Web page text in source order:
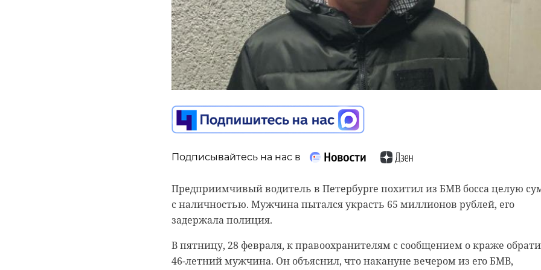
Подписывайтесь на нас в
Предприимчивый водитель в Петербурге похитил из БМВ босса целую
с наличностью. Мужчина пытался украсть 65 миллионов рублей, его
задержала полиция.
В пятницу, 28 февраля, к правоохранителям с сообщением о краже
46-летний мужчина. Он объяснил, что накануне вечером из его БМВ,
Подписывайтесь на нас в
На днях перспективы развития двусторонних связей обсудили
За мошенничество в отношении пенсионеров в Петербурге задержана 23-
летняя жительница Ленинградской области. Она обманом вынуждала
пожилых людей передавать крупные суммы, представляясь курьером,
который якобы помогает защитить их деньги. Жертвы теряли сотни